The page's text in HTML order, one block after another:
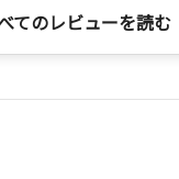
うカメラでした
ますが もう一歩
てのレビューを読む